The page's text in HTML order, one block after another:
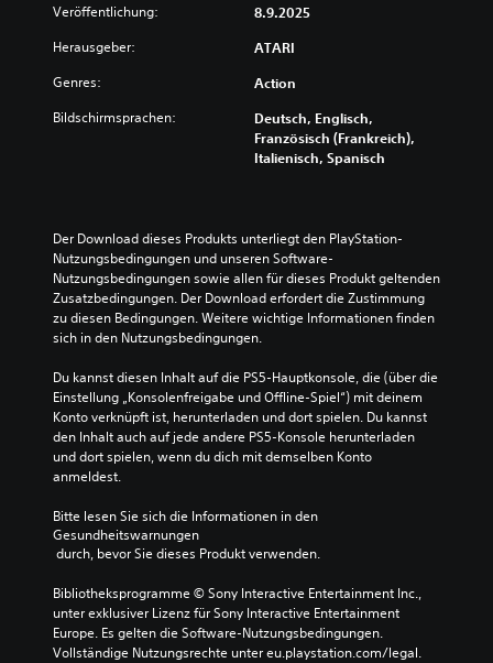
Veröffentlichung: 8.9.2025
Herausgeber: ATARI
Genres: Action
Bildschirmsprachen:
Deutsch, Englisch,
Französisch (Frankreich),
Italienisch, Spanisch
Der Download dieses Produkts unterliegt den PlayStation-
Nutzungsbedingungen und unseren Software-
Nutzungsbedingungen sowie allen für dieses Produkt geltenden
Zusatzbedingungen. Der Download erfordert die Zustimmung
zu diesen Bedingungen. Weitere wichtige Informationen finden
sich in den Nutzungsbedingungen.
Du kannst diesen Inhalt auf die PS5-Hauptkonsole, die (über die
Einstellung „Konsolenfreigabe und Offline-Spiel“) mit deinem
Konto verknüpft ist, herunterladen und dort spielen. Du kannst
den Inhalt auch auf jede andere PS5-Konsole herunterladen
und dort spielen, wenn du dich mit demselben Konto
anmeldest.
Bitte lesen Sie sich die Informationen in den
Gesundheitswarnungen
durch, bevor Sie dieses Produkt verwenden.
Bibliotheksprogramme © Sony Interactive Entertainment Inc.,
unter exklusiver Lizenz für Sony Interactive Entertainment
Europe. Es gelten die Software-Nutzungsbedingungen.
Vollständige Nutzungsrechte unter eu.playstation.com/legal.